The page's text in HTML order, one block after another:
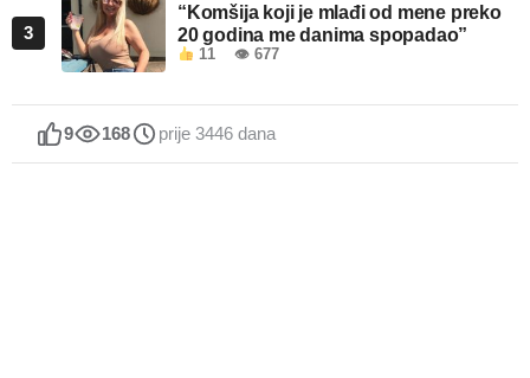
3
“Komšija koji je mlađi od mene preko
20 godina me danima spopadao”
11 👁 677
9 168 prije 3446 dana